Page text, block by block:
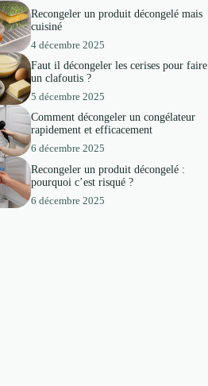
Recongeler un produit décongelé mais
cuisiné
4 décembre 2025
Faut il décongeler les cerises pour faire
un clafoutis ?
5 décembre 2025
Comment décongeler un congélateur
rapidement et efficacement
6 décembre 2025
Recongeler un produit décongelé :
pourquoi c’est risqué ?
6 décembre 2025